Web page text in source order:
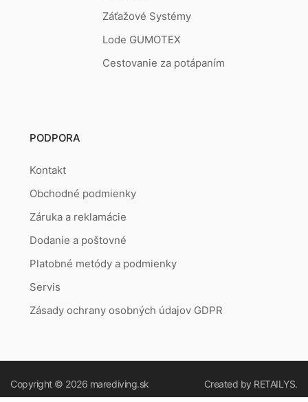
Záťažové Systémy
Lode GUMOTEX
Cestovanie za potápaním
PODPORA
Kontakt
Obchodné podmienky
Záruka a reklamácie
Dodanie a poštovné
Platobné metódy a podmienky
Servis
Zásady ochrany osobných údajov GDPR
Copyright © 2026 marediving.sk Created by RETAILYS.